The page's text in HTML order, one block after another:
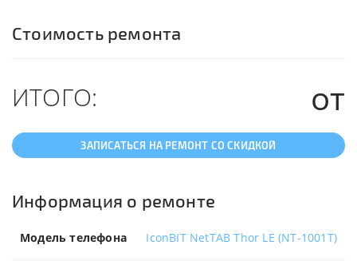
Стоимость ремонта
ИТОГО: от
ЗАПИСАТЬСЯ НА РЕМОНТ СО СКИДКОЙ
Информация о ремонте
Модель телефона IconBIT NetTAB Thor LE (NT-1001T)